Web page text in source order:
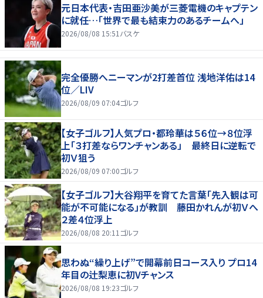
元日本代表・吉田亜沙美が三菱電機のキャプテン
に就任…「世界で最も結束力のあるチームへ」
2026/08/08 15:51 バスケ
完全優勝へニーマンが2打差首位 浅地洋佑は14
位／LIV
2026/08/09 07:04ゴルフ
【女子ゴルフ】人気プロ・都玲華は５６位→８位浮
上「３打差ならワンチャンある」 最終日に逆転で
初Ｖ狙う
2026/08/09 07:00ゴルフ
【女子ゴルフ】大谷翔平を育てた言葉「先入観は可
能が不可能になる」が教訓 藤田かれんが初Ｖへ
２差４位浮上
2026/08/08 20:11 ゴルフ
思わぬ“繰り上げ”で開幕前日コース入り プロ14
年目の辻梨恵に初Vチャンス
2026/08/08 19:23ゴルフ